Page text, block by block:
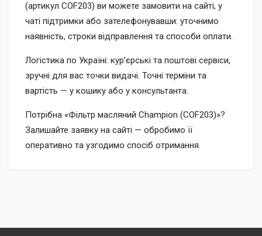
(артикул COF203) ви можете замовити на сайті, у
чаті підтримки або зателефонувавши: уточнимо
наявність, строки відправлення та способи оплати.
Логістика по Україні: кур’єрські та поштові сервіси,
зручні для вас точки видачі. Точні терміни та
вартість — у кошику або у консультанта.
Потрібна «Фільтр масляний Champion (COF203)»?
Залишайте заявку на сайті — обробимо її
оперативно та узгодимо спосіб отримання.